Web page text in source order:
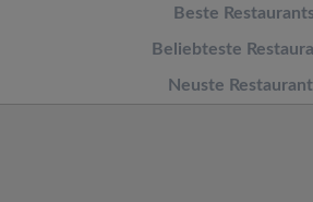
Beste Restaurants
Beliebteste
Neuste